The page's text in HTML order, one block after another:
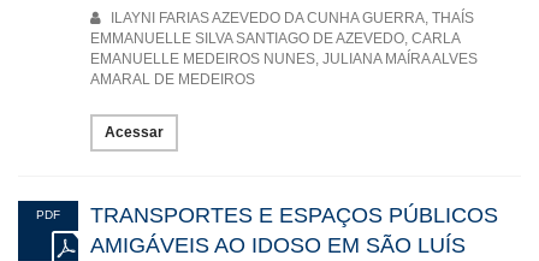
ILAYNI FARIAS AZEVEDO DA CUNHA GUERRA, THAÍS
EMMANUELLE SILVA SANTIAGO DE AZEVEDO, CARLA
EMANUELLE MEDEIROS NUNES, JULIANA MAÍRA ALVES
AMARAL DE MEDEIROS
Acessar
PDF
TRANSPORTES E ESPAÇOS PÚBLICOS
AMIGÁVEIS AO IDOSO EM SÃO LUÍS